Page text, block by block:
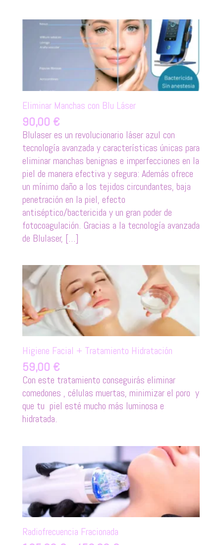
Eliminar Manchas con Blu Láser
90,00 €
Blulaser es un revolucionario láser azul con
tecnología avanzada y características únicas para
eliminar manchas benignas e imperfecciones en la
piel de manera efectiva y segura: Además ofrece
un mínimo daño a los tejidos circundantes, baja
penetración en la piel, efecto
antiséptico/bactericida y un gran poder de
fotocoagulación. Gracias a la tecnología avanzada
de Blulaser, […]
Higiene Facial + Tratamiento Hidratación
59,00 €
Con este tratamiento conseguirás eliminar
comedones , células muertas, minimizar el poro y
que tu piel esté mucho más luminosa e
hidratada.
Radiofrecuencia Fracionada